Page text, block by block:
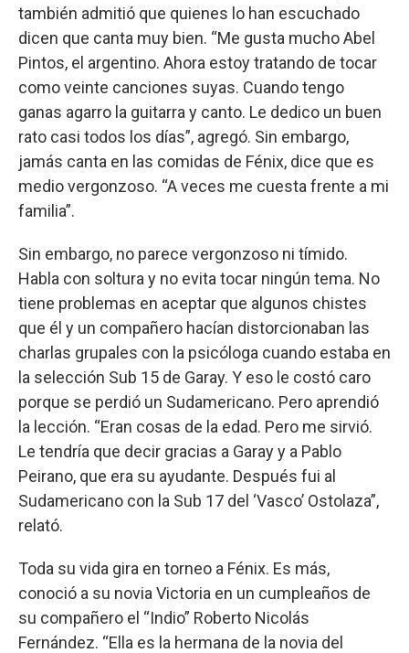
también admitió que quienes lo han escuchado
dicen que canta muy bien. “Me gusta mucho Abel
Pintos, el argentino. Ahora estoy tratando de tocar
como veinte canciones suyas. Cuando tengo
ganas agarro la guitarra y canto. Le dedico un buen
rato casi todos los días”, agregó. Sin embargo,
jamás canta en las comidas de Fénix, dice que es
medio vergonzoso. “A veces me cuesta frente a mi
familia”.
Sin embargo, no parece vergonzoso ni tímido.
Habla con soltura y no evita tocar ningún tema. No
tiene problemas en aceptar que algunos chistes
que él y un compañero hacían distorcionaban las
charlas grupales con la psicóloga cuando estaba en
la selección Sub 15 de Garay. Y eso le costó caro
porque se perdió un Sudamericano. Pero aprendió
la lección. “Eran cosas de la edad. Pero me sirvió.
Le tendría que decir gracias a Garay y a Pablo
Peirano, que era su ayudante. Después fui al
Sudamericano con la Sub 17 del ‘Vasco’ Ostolaza”,
relató.
Toda su vida gira en torneo a Fénix. Es más,
conoció a su novia Victoria en un cumpleaños de
su compañero el “Indio” Roberto Nicolás
Fernández. “Ella es la hermana de la novia del